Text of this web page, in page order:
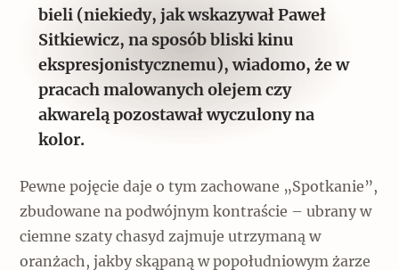
bieli (niekiedy, jak wskazywał Paweł
Sitkiewicz, na sposób bliski kinu
ekspresjonistycznemu), wiadomo, że w
pracach malowanych olejem czy
akwarelą pozostawał wyczulony na
kolor.
Pewne pojęcie daje o tym zachowane „Spotkanie”,
zbudowane na podwójnym kontraście – ubrany w
ciemne szaty chasyd zajmuje utrzymaną w
oranżach, jakby skąpaną w popołudniowym żarze